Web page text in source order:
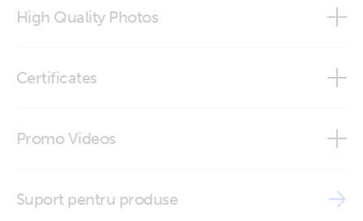
High Quality Photos
Certificates
Promo Videos
Suport pentru produse